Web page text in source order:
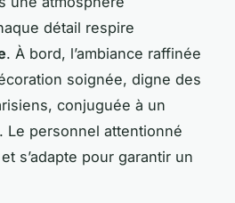
détail respire
. À bord, l’ambiance raffinée
soignée, digne des
conjuguée à un
Le personnel attentionné
s’adapte pour garantir un